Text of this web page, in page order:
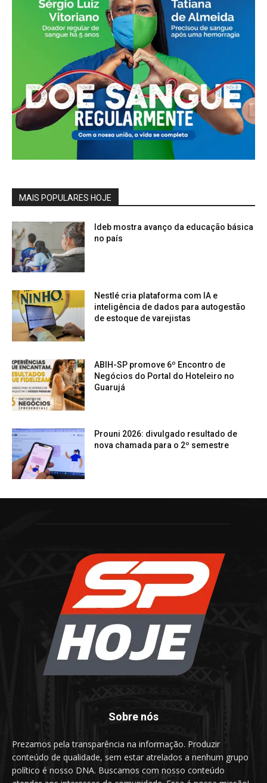
MAIS POPULARES HOJE
Ideb mostra avanço da educação básica
no país
Nestlé cria plataforma com IA e
inteligência de dados para autogestão
de estoque de varejistas
ABIH-SP promove 6º Encontro de
Negócios do Portal do Hoteleiro no
Guarujá
Prouni 2026: divulgado resultado de
nova chamada para o 2º semestre
Sobre nós
Prezamos pela transparência na informação. Produzir
conteúdo de qualidade, sem estar atrelados a nenhum grupo
político é nosso DNA. Buscamos com nosso conteúdo